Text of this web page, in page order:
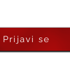
Prijavi se